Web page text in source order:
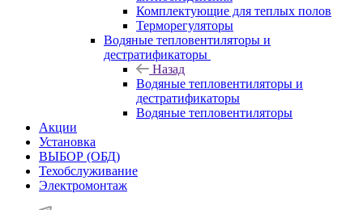
Комплектующие для теплых полов
Терморегуляторы
Водяные тепловентиляторы и
дестратификаторы
Назад
Водяные тепловентиляторы и
дестратификаторы
Водяные тепловентиляторы
Акции
Установка
ВЫБОР (ОБД)
Техобслуживание
Электромонтаж